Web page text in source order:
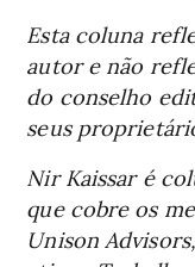
Esta coluna
autor e não
do conselho
seus
Nir Kaissar é
que cobre os
Unison